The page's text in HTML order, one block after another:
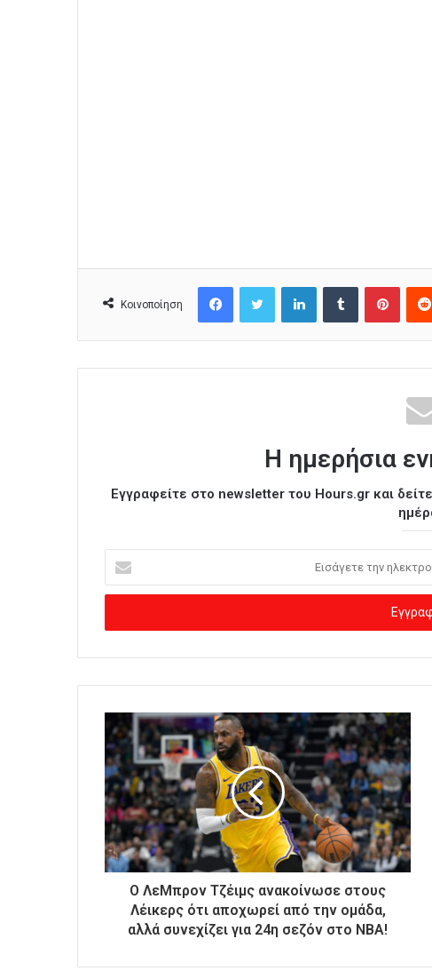
Κοινοποίηση
Η ημερήσια
Εγγραφείτε στο newsletter του Hours.gr και
σ
γ
ε
η
ν
η
λ
ε
κ
τ
ρ
ο
Ο ΛεΜπρον Τζέιμς ανακοίνωσε στους
Λέικερς ότι αποχωρεί από την ομάδα,
αλλά συνεχίζει για 24η σεζόν στο ΝΒΑ!